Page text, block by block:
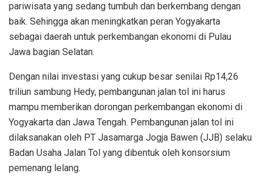
pariwisata yang sedang tumbuh dan berkembang dengan
baik. Sehingga akan meningkatkan peran Yogyakarta
sebagai daerah untuk perkembangan ekonomi di Pulau
Jawa bagian Selatan.
Dengan nilai investasi yang cukup besar senilai Rp14,26
triliun sambung Hedy, pembangunan jalan tol ini harus
mampu memberikan dorongan perkembangan ekonomi di
Yogyakarta dan Jawa Tengah. Pembangunan jalan tol ini
dilaksanakan oleh PT Jasamarga Jogja Bawen (JJB) selaku
Badan Usaha Jalan Tol yang dibentuk oleh konsorsium
pemenang lelang.